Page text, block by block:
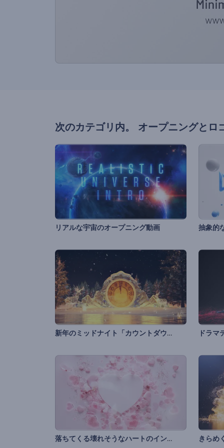
次のカテゴリ内。 オープニングとロ
リアルな宇宙のオープニング動画 抽象的
新年のミッドナイト「カウントダウン」 ドラマ
落ちてくる壊れそうなハートのイントロ動画